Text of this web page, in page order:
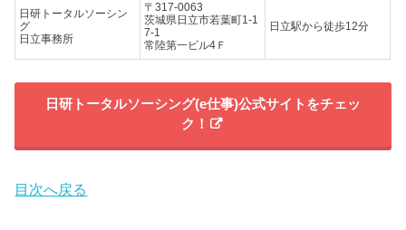
日研トータルソーシン
グ
日立事務所
〒317-0063
茨城県日立市若葉町1-1
7-1
常陸第一ビル4Ｆ
日立駅から徒歩12分
日研トータルソーシング(e仕事)公式サイトをチェッ
ク！
目次へ戻る